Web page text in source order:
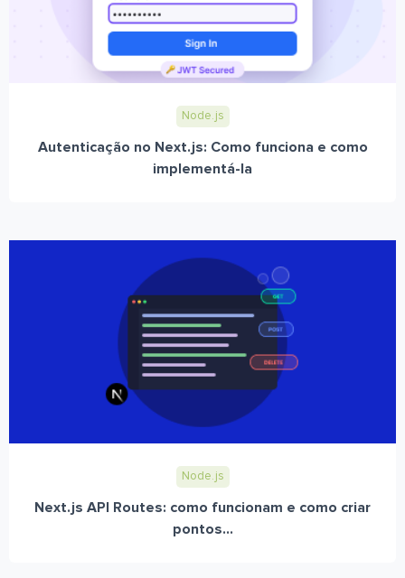
Node.js
Autenticação no Next.js: Como funciona e como
implementá-la
Node.js
Next.js API Routes: como funcionam e como criar
pontos...